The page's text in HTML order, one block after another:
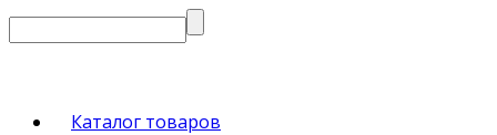
Каталог товаров